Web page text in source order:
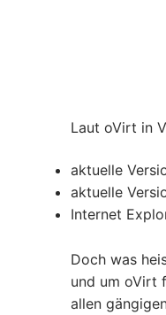
Laut oVirt in
aktuelle
aktuelle
Internet
Doch was
und um oVirt
allen